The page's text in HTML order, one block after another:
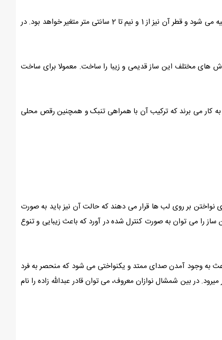
همان طور که گفتیم، شمشال از چوب نی ساخته می شود و طول آن می تواند در حدود 40 تا 50 سانتی متر باشد. این چوب نی به صورت توخالی تهیه می شود و قطر آن نیز از 1 و نیم تا 2 سانتی متر متغیر خواهد بود. در
های مختلف این ساز قدیمی و زیبا را ساخت. معمولا برای ساخت
کار می برند که ترکیب آن با همراهی تنبک و همچنین رقص محلی
بر روی لب ها قرار می دهند که حالت آن نیز باید به صورت
را می توان به صورت کنترل شده در آورد که باعث زیبایی و تنوع
به وجود آمدن صدای ممتد و یکنواختی می شود که منحصر به فرد
در بین شمشال نوازان معروف، می توان قادر عبدالله زاده را نام